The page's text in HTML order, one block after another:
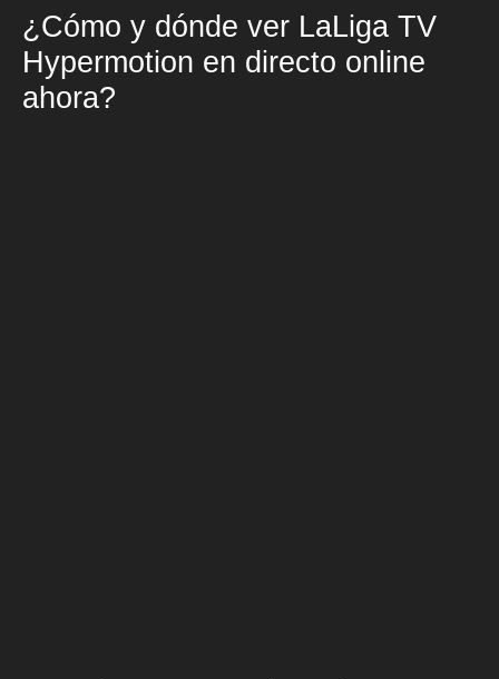
¿Cómo y dónde ver LaLiga TV
Hypermotion en directo online
ahora?